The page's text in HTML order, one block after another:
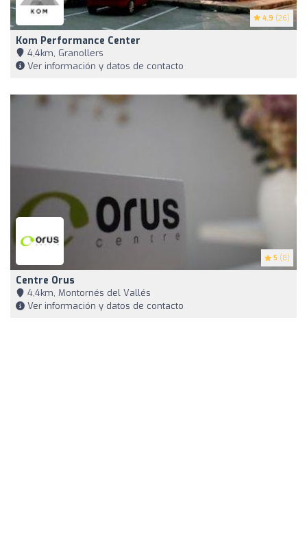
4.9 (26)
Kom Performance Center
4,4km, Granollers
Ver información y datos de contacto
5 (8)
Centre Orus
4,4km, Montornés del Vallés
Ver información y datos de contacto